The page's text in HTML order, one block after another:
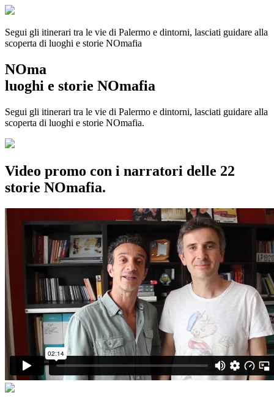
Segui gli itinerari tra le vie di Palermo e dintorni, lasciati guidare alla
scoperta di luoghi e storie NOmafia
NOma
luoghi e storie NOmafia
Segui gli itinerari tra le vie di Palermo e dintorni, lasciati guidare alla
scoperta di luoghi e storie NOmafia.
Video promo con i narratori delle 22
storie NOmafia.